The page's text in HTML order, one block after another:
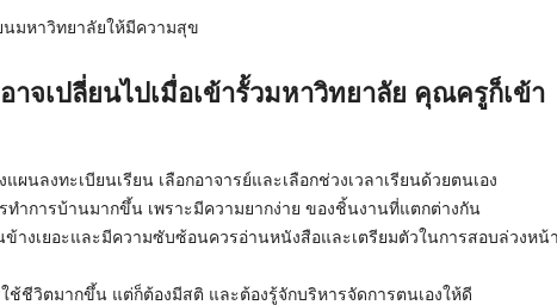
e
นมหาวิทยาลัยให้มีความสุข
าจเปลี่ยนไปเมื่อเข้ารั้วมหาวิทยาลัย คุณครูก็เข้า
ผนลงทะเบียนเรียน เลือกอาจารย์และเลือกช่วงเวลาเรียนด้วยตนเอง
ทำการบ้านมากขึ้น เพราะมีความยากง่าย ของชิ้นงานที่แตกต่างกัน
างเยอะและมีความซับซ้อนควรอ่านหนังสือและเตรียมตัวในการสอบล่วงหน้า
ช้ชีวิตมากขึ้น แต่ก็ต้องมีสติ และต้องรู้จักบริหารจัดการตนเองให้ดี